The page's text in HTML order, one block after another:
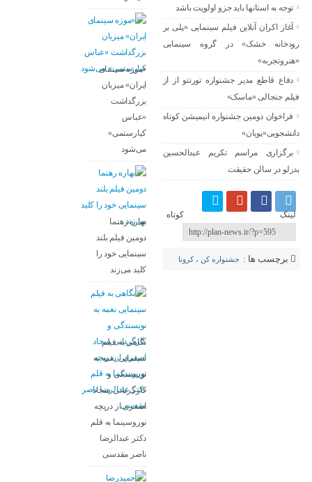
توجه به استانها باید جزو اولویت باشد
آغاز اکران آنلاین فیلم سینمایی «پلی بر
رودخانه خشک» در گروه سینمایی
«هنروتجربه»
دفاع قاطع مدیر جشنواره تورنتو از از
فیلم جنجالی «ماسک»
فراخوان دومین جشنواره انیمیشن کوتاه
دانشجویی«پویان»
برگزاری مراسم تکریم عبدالحسین
بدرلو در سالن حقیقت
لینک کوتاه
برچسب ها : جشنواره کن ،کرونا
«موزه سینمای
ایران» میزبان
بزرگداشت
«عباس
کیارستمی»
می‌شود
بهاره رهنما
دومین فیلم بلند
سینمایی خود را
کلید می‌زند
نگاهی به فیلم
سینمایی نغمه به
نویسندگی و
کارگردانی سجاد
اصغری از دریچه
نوروسینما به قلم
دکتر عبدالرضا
ناصر مقدسی